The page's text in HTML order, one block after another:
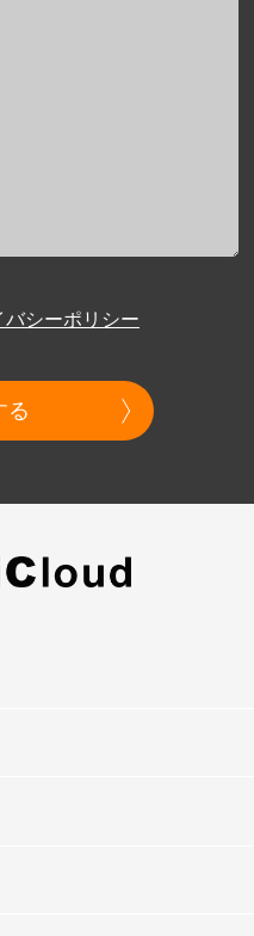
バシーポリシー
る